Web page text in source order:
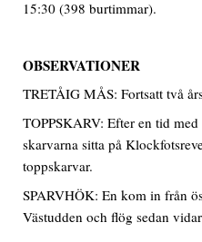
15:30 (398 burtimmar).
OBSERVATIONER
TRETÅIG MÅS: Fortsatt två
TOPPSKARV: Efter en tid
skarvarna sitta på
toppskarvar.
SPARVHÖK: En kom in från
Västudden och flög sedan